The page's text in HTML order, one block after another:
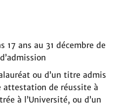
17 ans au 31 décembre de
ou d’un titre admis
attestation de réussite à
à l’Université, ou d’un